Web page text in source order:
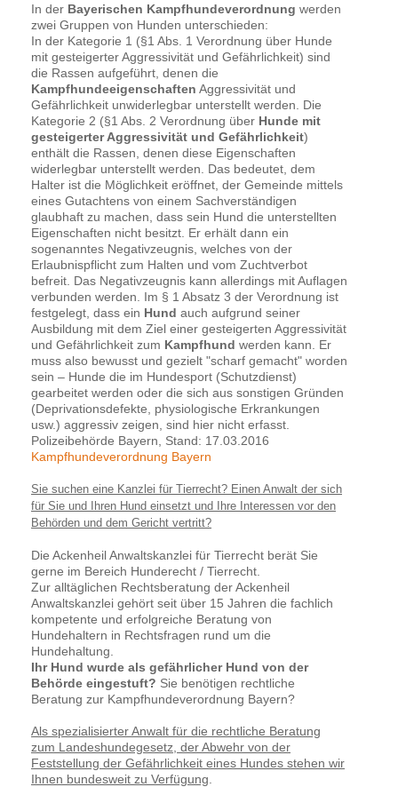
In der Bayerischen Kampfhundeverordnung werden
zwei Gruppen von Hunden unterschieden:
In der Kategorie 1 (§1 Abs. 1 Verordnung über Hunde
mit gesteigerter Aggressivität und Gefährlichkeit) sind
die Rassen aufgeführt, denen die
Kampfhundeeigenschaften Aggressivität und
Gefährlichkeit unwiderlegbar unterstellt werden. Die
Kategorie 2 (§1 Abs. 2 Verordnung über Hunde mit
gesteigerter Aggressivität und Gefährlichkeit)
enthält die Rassen, denen diese Eigenschaften
widerlegbar unterstellt werden. Das bedeutet, dem
Halter ist die Möglichkeit eröffnet, der Gemeinde mittels
eines Gutachtens von einem Sachverständigen
glaubhaft zu machen, dass sein Hund die unterstellten
Eigenschaften nicht besitzt. Er erhält dann ein
sogenanntes Negativzeugnis, welches von der
Erlaubnispflicht zum Halten und vom Zuchtverbot
befreit. Das Negativzeugnis kann allerdings mit Auflagen
verbunden werden. Im § 1 Absatz 3 der Verordnung ist
festgelegt, dass ein Hund auch aufgrund seiner
Ausbildung mit dem Ziel einer gesteigerten Aggressivität
und Gefährlichkeit zum Kampfhund werden kann. Er
muss also bewusst und gezielt "scharf gemacht" worden
sein – Hunde die im Hundesport (Schutzdienst)
gearbeitet werden oder die sich aus sonstigen Gründen
(Deprivationsdefekte, physiologische Erkrankungen
usw.) aggressiv zeigen, sind hier nicht erfasst.
Polizeibehörde Bayern, Stand: 17.03.2016
Kampfhundeverordnung Bayern
Sie suchen eine Kanzlei für Tierrecht? Einen Anwalt der sich
für Sie und Ihren Hund einsetzt und Ihre Interessen vor den
Behörden und dem Gericht vertritt?
Die Ackenheil Anwaltskanzlei für Tierrecht berät Sie
gerne im Bereich Hunderecht / Tierrecht.
Zur alltäglichen Rechtsberatung der Ackenheil
Anwaltskanzlei gehört seit über 15 Jahren die fachlich
kompetente und erfolgreiche Beratung von
Hundehaltern in Rechtsfragen rund um die
Hundehaltung.
Ihr Hund wurde als gefährlicher Hund von der
Behörde eingestuft? Sie benötigen rechtliche
Beratung zur Kampfhundeverordnung Bayern?
Als spezialisierter Anwalt für die rechtliche Beratung
zum Landeshundegesetz, der Abwehr von der
Feststellung der Gefährlichkeit eines Hundes stehen wir
Ihnen bundesweit zu Verfügung